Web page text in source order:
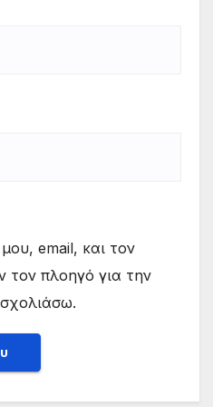
email, και τον
τον πλοηγό για την